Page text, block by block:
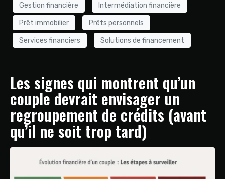
Gestion financière Intermédiation financière
Prêt immobilier Prêts personnels
Services financiers Solutions de financement
Les signes qui montrent qu’un
couple devrait envisager un
regroupement de crédits (avant
qu’il ne soit trop tard)